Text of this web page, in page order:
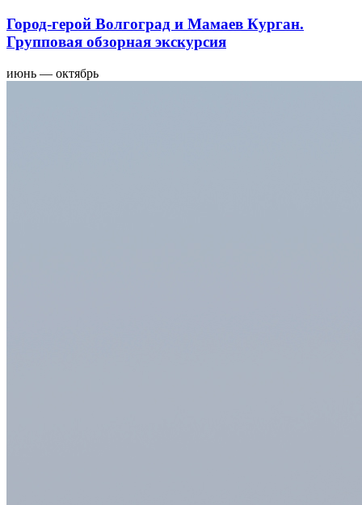
Город-герой Волгоград и Мамаев Курган.
Групповая обзорная экскурсия
июнь — октябрь